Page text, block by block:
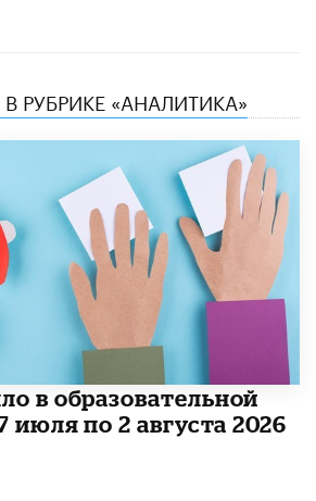
РУБРИКЕ «АНАЛИТИКА»
в образовательной
июля по 2 августа 2026